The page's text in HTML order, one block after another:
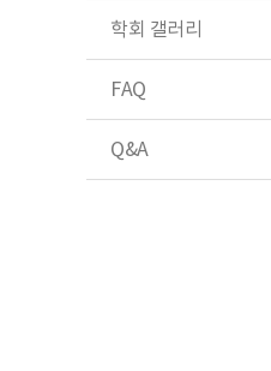
학회 갤러리
FAQ
Q&A